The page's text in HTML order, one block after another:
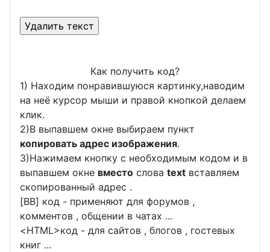
Как получить код?
1) Находим понравившуюся картинку,наводим
на неё курсор мыши и правой кнопкой делаем
клик.
2)В выпавшем окне выбираем пункт
копировать адрес изображения.
3)Нажимаем кнопку с необходимым кодом и в
выпавшем окне вместо слова text вставляем
скопированный адрес .
[BB] код - применяют для форумов ,
комментов , общении в чатах ...
<HTML>код - для сайтов , блогов , гостевых
книг ...